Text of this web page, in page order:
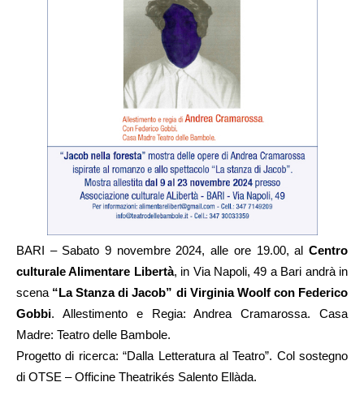
BARI – Sabato 9 novembre 2024, alle ore 19.00, al Centro
culturale Alimentare Libertà, in Via Napoli, 49 a Bari andrà in
scena “La Stanza di Jacob” di Virginia Woolf con Federico
Gobbi. Allestimento e Regia: Andrea Cramarossa. Casa
Madre: Teatro delle Bambole.
Progetto di ricerca: “Dalla Letteratura al Teatro”. Col sostegno
di OTSE – Officine Theatrikés Salento Ellàda.